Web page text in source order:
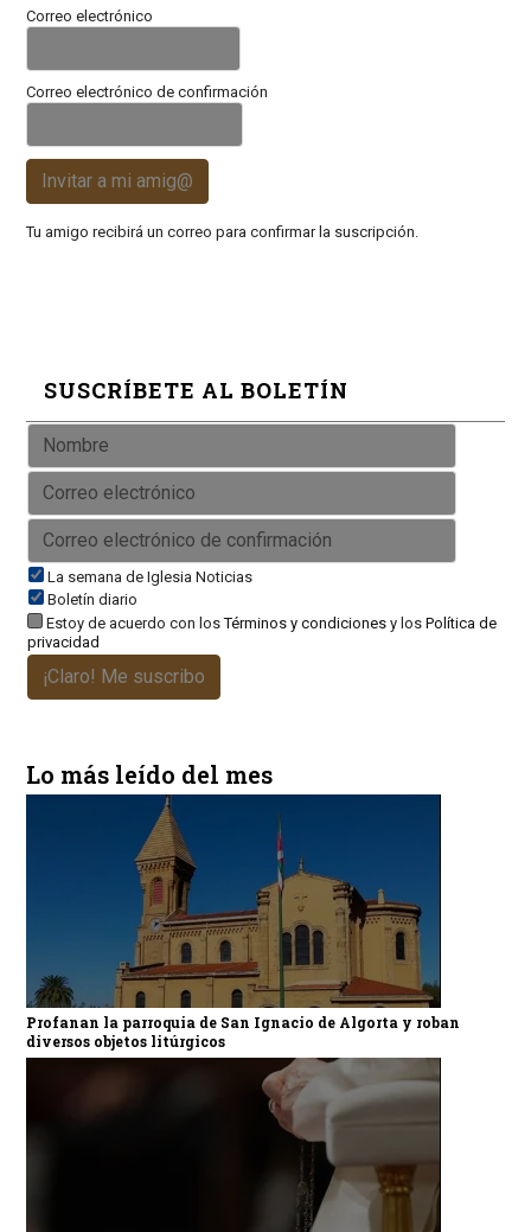
Correo electrónico
Correo electrónico de confirmación
Invitar a mi amig@
Tu amigo recibirá un correo para confirmar la suscripción.
SUSCRÍBETE AL BOLETÍN
La semana de Iglesia Noticias
Boletín diario
Estoy de acuerdo con losTérminos y condicionesy los Política de
privacidad
¡Claro! Me suscribo
Lo más leído del mes
Profanan la parroquia de San Ignacio de Algorta y roban
diversos objetos litúrgicos